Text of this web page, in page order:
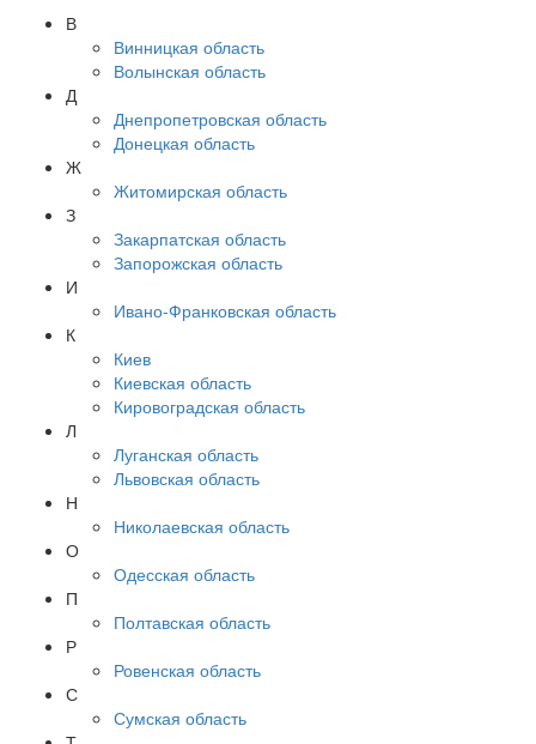
В
Винницкая область
Волынская область
Д
Днепропетровская область
Донецкая область
Ж
Житомирская область
З
Закарпатская область
Запорожская область
И
Ивано-Франковская область
К
Киев
Киевская область
Кировоградская область
Л
Луганская область
Львовская область
Н
Николаевская область
О
Одесская область
П
Полтавская область
Р
Ровенская область
С
Сумская область